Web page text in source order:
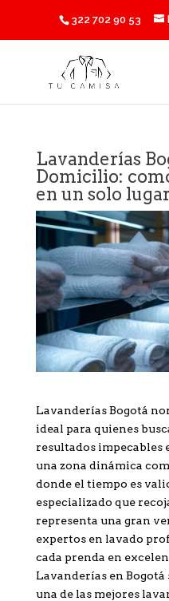
322 702 90 53
Lavanderías
Domicilio:
en un solo lugar
Lavanderías Bogotá
ideal para quienes
resultados impecables
una zona dinámica
donde el tiempo es
especializado que
representa una gran
expertos en lavado
cada prenda en
Lavanderías en
una de las mejores